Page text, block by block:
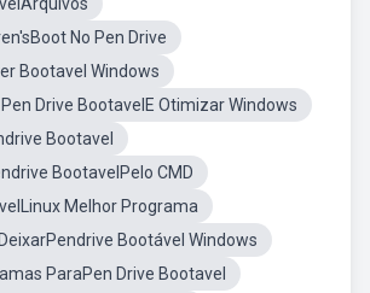
No Pen Drive
Bootavel Windows
Drive BootavelE Otimizar Windows
Bootavel
BootavelPelo CMD
Melhor Programa
Bootável Windows
ParaPen Drive Bootavel